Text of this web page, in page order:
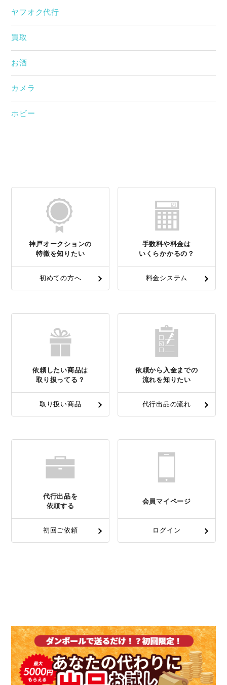
ヤフオク代行
買取
お酒
カメラ
ホビー
神戸オークションの
特徴を知りたい
初めての方へ
手数料や料金は
いくらかかるの？
料金システム
依頼したい商品は
取り扱ってる？
取り扱い商品
依頼から入金までの
流れを知りたい
代行出品の流れ
代行出品を
依頼する
初回ご依頼
会員マイページ
ログイン